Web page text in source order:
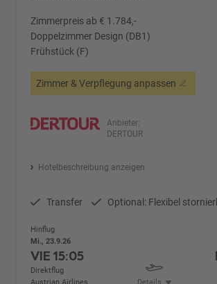
Zimmerpreis ab € 1.784,-
Doppelzimmer Design (DB1)
Frühstück (F)
Zimmer & Verpflegung anpassen
Anbieter:
DERTOUR
Hotelbeschreibung anzeigen
Transfer Optional: Flexibel
Hinflug
Mi., 23.9.26
VIE15:05
Direktflug